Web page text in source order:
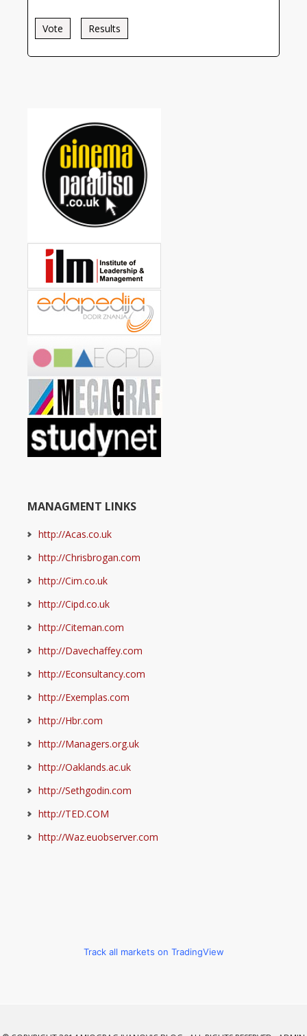
Vote Results
MANAGMENT LINKS
http://Acas.co.uk
http://Chrisbrogan.com
http://Cim.co.uk
http://Cipd.co.uk
http://Citeman.com
http://Davechaffey.com
http://Econsultancy.com
http://Exemplas.com
http://Hbr.com
http://Managers.org.uk
http://Oaklands.ac.uk
http://Sethgodin.com
http://TED.COM
http://Waz.euobserver.com
Track all markets on TradingView